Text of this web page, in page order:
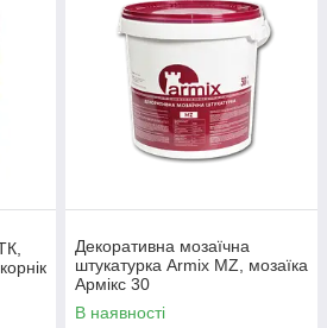
Декоративна мозаїчна
штукатурка Armix MZ, мозаїка
Армікс 30
В наявності